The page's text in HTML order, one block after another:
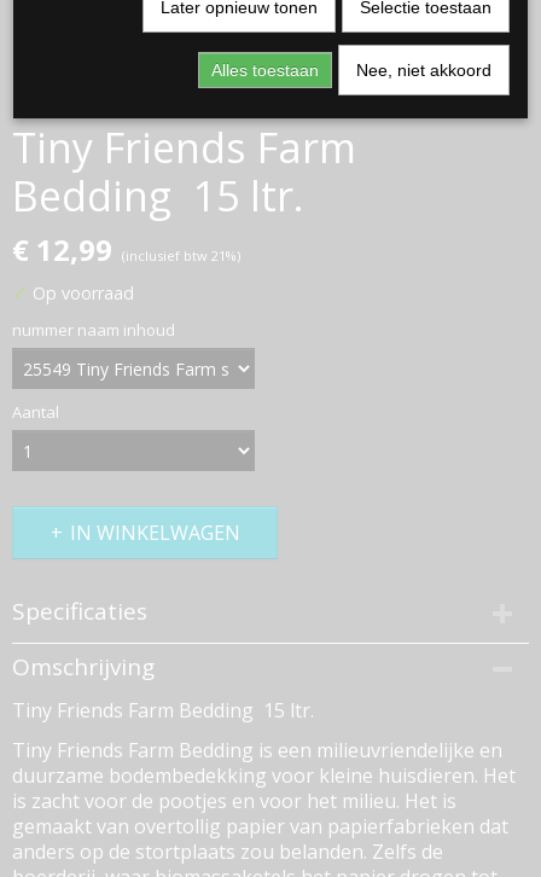
Tiny Friends Farm
Bedding 15 ltr.
€ 12,99 (inclusief btw 21%)
✓ Op voorraad
nummer naam inhoud
Aantal
IN WINKELWAGEN
Specificaties
Productcode
25549-546
EAN code
Bruto gewicht
10,00 Kg
Omschrijving
Tiny Friends Farm Bedding 15 ltr.
Tiny Friends Farm Bedding is een milieuvriendelijke en
duurzame bodembedekking voor kleine huisdieren. Het
is zacht voor de pootjes en voor het milieu. Het is
gemaakt van overtollig papier van papierfabrieken dat
anders op de stortplaats zou belanden. Zelfs de
Later opnieuw tonen Selectie toestaan
Alles toestaan Nee, niet akkoord